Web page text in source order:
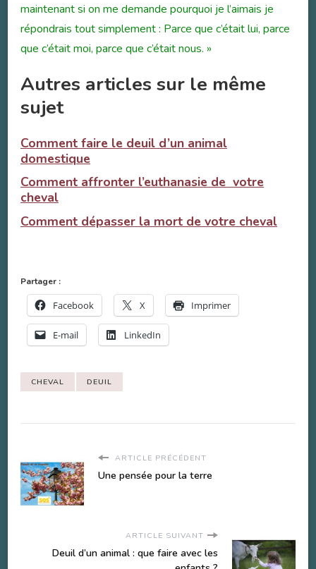
maintenant si on me demande pourquoi je l’aimais je
répondrais tout simplement : Parce que c’était lui, parce
que c’était moi, parce que c’était nous. »
Autres articles sur le même
sujet
Comment faire le deuil d’un animal
domestique
Comment affronter l’euthanasie de votre
cheval
Comment dépasser la mort de votre cheval
Partager :
Facebook X Imprimer
E-mail LinkedIn
CHEVAL DEUIL
ARTICLE PRÉCÉDENT
Une pensée pour la terre
ARTICLE SUIVANT
Deuil d’un animal : que faire avec les